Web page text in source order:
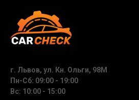
г. Львов, ул. Кн. Ольги, 98М
Пн-Сб: 09:00 - 19:00
Вс: 10:00 - 15:00